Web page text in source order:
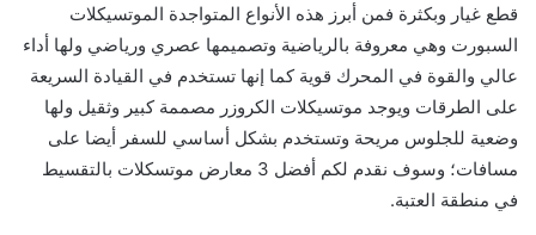
قطع غيار وبكثرة فمن أبرز هذه الأنواع المتواجدة الموتسيكلات
السبورت وهي معروفة بالرياضية وتصميمها عصري ورياضي ولها أداء
عالي والقوة في المحرك قوية كما إنها تستخدم في القيادة السريعة
على الطرقات ويوجد موتسيكلات الكروزر مصممة كبير وثقيل ولها
وضعية للجلوس مريحة وتستخدم بشكل أساسي للسفر أيضا على
مسافات؛ وسوف نقدم لكم أفضل 3 معارض موتسكلات بالتقسيط
في منطقة العتبة.